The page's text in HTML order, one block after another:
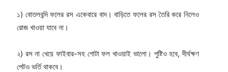
১) বোতলবন্দি ফলের রস একেবারে বাদ। বাড়িতে ফলের রস তৈরি করে নিলেও
রোজ খাওয়া যাবে না।
২) রস না খেয়ে ফাইবার-সহ গোটা ফল খাওয়াই ভালো। পুষ্টিও হবে, দীর্ঘক্ষণ
পেটও ভর্তি থাকবে।